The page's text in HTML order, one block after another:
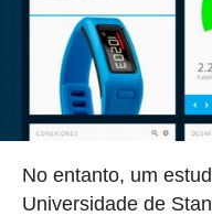
No entanto, um
Universidade de